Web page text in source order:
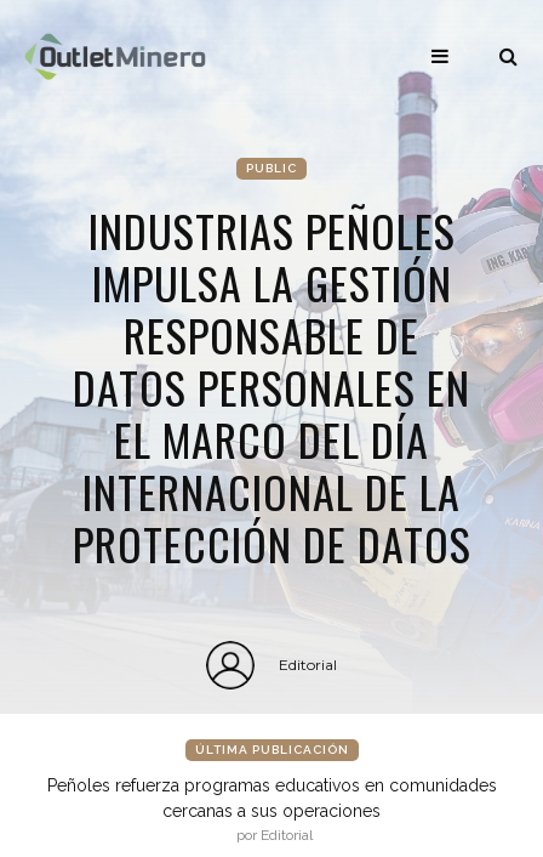
PUBLIC
INDUSTRIAS PEÑOLES
IMPULSA LA GESTIÓN
RESPONSABLE DE
DATOS PERSONALES EN
EL MARCO DEL DÍA
INTERNACIONAL DE LA
PROTECCIÓN DE DATOS
Editorial
ÚLTIMA PUBLICACIÓN
Peñoles refuerza programas educativos en comunidades
cercanas a sus operaciones
por Editorial